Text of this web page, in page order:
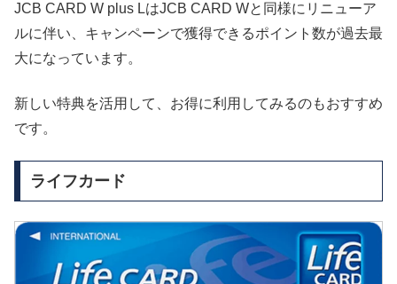
JCB CARD W plus LはJCB CARD Wと同様にリニューア
ルに伴い、キャンペーンで獲得できるポイント数が過去最
大になっています。
新しい特典を活用して、お得に利用してみるのもおすすめ
です。
ライフカード